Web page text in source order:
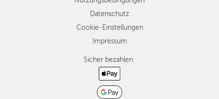
Datenschutz
Cookie-Einstellungen
Impressum
Sicher bezahlen